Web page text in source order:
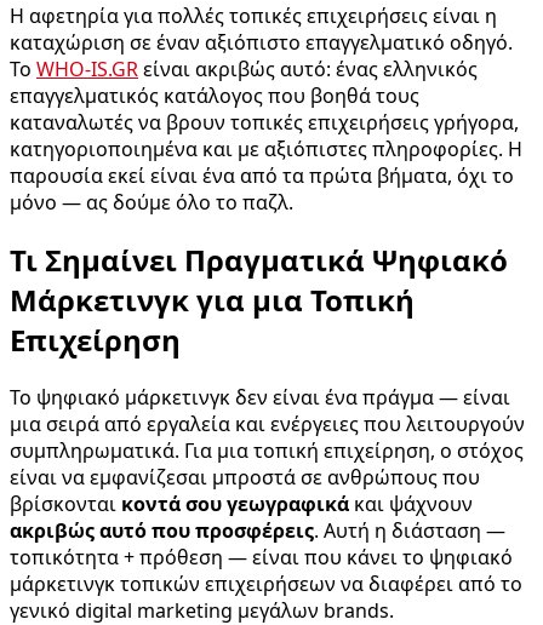
Η αφετηρία για πολλές τοπικές επιχειρήσεις είναι η
καταχώριση σε έναν αξιόπιστο επαγγελματικό οδηγό.
Το WHO-IS.GRείναι ακριβώς αυτό: ένας ελληνικός
επαγγελματικός κατάλογος που βοηθά τους
καταναλωτές να βρουν τοπικές επιχειρήσεις γρήγορα,
κατηγοριοποιημένα και με αξιόπιστες πληροφορίες. Η
παρουσία εκεί είναι ένα από τα πρώτα βήματα, όχι το
μόνο — ας δούμε όλο το παζλ.
Τι Σημαίνει Πραγματικά Ψηφιακό
Μάρκετινγκ για μια Τοπική
Επιχείρηση
Το ψηφιακό μάρκετινγκ δεν είναι ένα πράγμα — είναι
μια σειρά από εργαλεία και ενέργειες που λειτουργούν
συμπληρωματικά. Για μια τοπική επιχείρηση, ο στόχος
είναι να εμφανίζεσαι μπροστά σε ανθρώπους που
βρίσκονται κοντά σου γεωγραφικά και ψάχνουν
ακριβώς αυτό που προσφέρεις. Αυτή η διάσταση —
τοπικότητα + πρόθεση — είναι που κάνει το ψηφιακό
μάρκετινγκ τοπικών επιχειρήσεων να διαφέρει από το
γενικό digital marketing μεγάλων brands.